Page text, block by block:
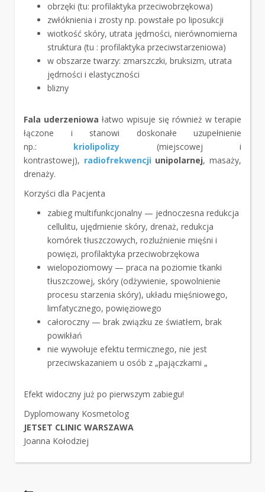
obrzęki (tu: profilaktyka przeciwobrzękowa)
zwłóknienia i zrosty np. powstałe po liposukcji
wiotkość skóry, utrata jędrności, nierównomierna
struktura (tu : profilaktyka przeciwstarzeniowa)
w obszarze twarzy: zmarszczki, bruksizm, utrata
jędrności i elastyczności
blizny
Fala uderzeniowa łatwo wpisuje się również w terapie
łączone i stanowi doskonałe uzupełnienie
np.: kriolipolizy (miejscowej i
kontrastowej), radiofrekwencjiunipolarnej, masaży,
drenaży.
Korzyści dla Pacjenta
zabieg multifunkcjonalny — jednoczesna redukcja
cellulitu, ujędrnienie skóry, drenaż, redukcja
komórek tłuszczowych, rozluźnienie mięśni i
powięzi, profilaktyka przeciwobrzękowa
wielopoziomowy — praca na poziomie tkanki
tłuszczowej, skóry (odżywienie, spowolnienie
procesu starzenia skóry), układu mięśniowego,
limfatycznego, powięziowego
całoroczny — brak związku ze światłem, brak
powikłań
nie wywołuje efektu termicznego, nie jest
przeciwskazaniem u osób z „pajączkami „
Efekt widoczny już po pierwszym zabiegu!
Dyplomowany Kosmetolog
JETSET CLINIC WARSZAWA
Joanna Kołodziej